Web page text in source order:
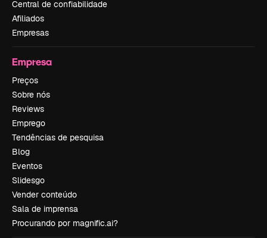
Central de confiabilidade
Afiliados
Empresas
Empresa
Preços
Sobre nós
Reviews
Emprego
Tendências de pesquisa
Blog
Eventos
Slidesgo
Vender conteúdo
Sala de imprensa
Procurando por magnific.ai?